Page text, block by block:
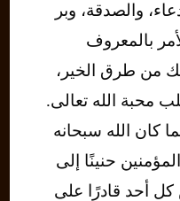
والصدقة، وبر
بالمعروف
من طرق الخير،
محبة الله تعالى.
كان الله سبحانه
حنينًا إلى
كل أحد قادرًا على